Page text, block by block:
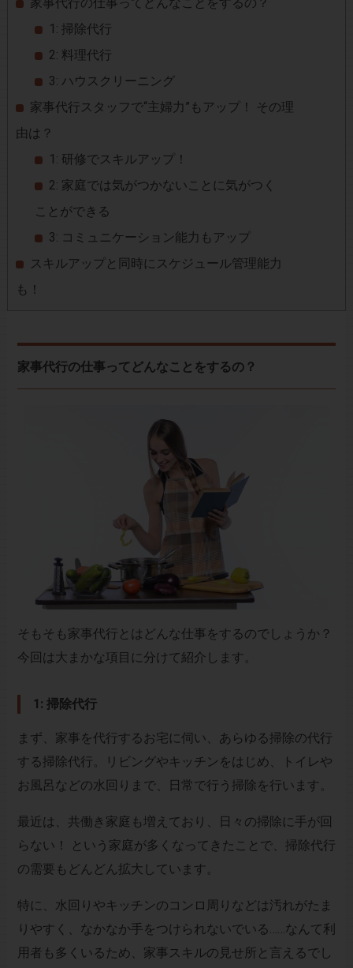
1: 掃除代行
2: 料理代行
3: ハウスクリーニング
家事代行スタッフで“主婦力”もアップ！ その理
由は？
1: 研修でスキルアップ！
2: 家庭では気がつかないことに気がつく
ことができる
3: コミュニケーション能力もアップ
スキルアップと同時にスケジュール管理能力
も！
家事代行の仕事ってどんなことをするの？
そもそも家事代行とはどんな仕事をするのでしょうか？
今回は大まかな項目に分けて紹介します。
1: 掃除代行
まず、家事を代行するお宅に伺い、あらゆる掃除の代行
する掃除代行。リビングやキッチンをはじめ、トイレや
お風呂などの水回りまで、日常で行う掃除を行います。
最近は、共働き家庭も増えており、日々の掃除に手が回
らない！ という家庭が多くなってきたことで、掃除代行
の需要もどんどん拡大しています。
特に、水回りやキッチンのコンロ周りなどは汚れがたま
りやすく、なかなか手をつけられないでいる……なんて利
用者も多くいるため、家事スキルの見せ所と言えるでし